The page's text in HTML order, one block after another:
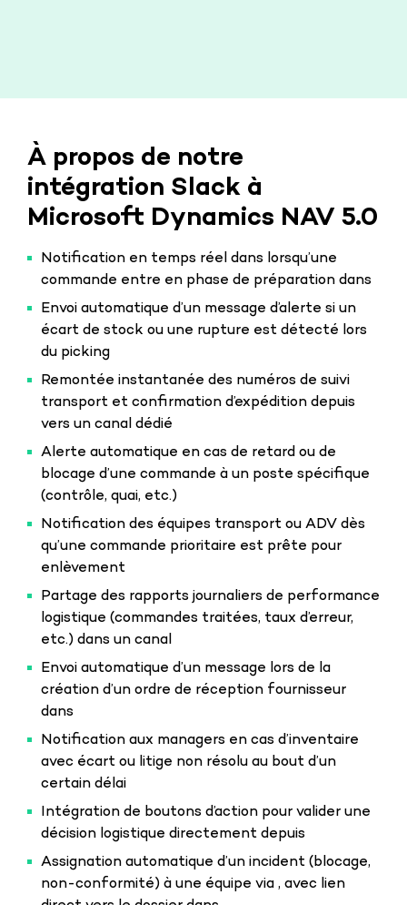
À propos de notre
intégration Slack à
Microsoft Dynamics NAV 5.0
Notification en temps réel dans lorsqu’une
commande entre en phase de préparation dans
Envoi automatique d’un message d’alerte si un
écart de stock ou une rupture est détecté lors
du picking
Remontée instantanée des numéros de suivi
transport et confirmation d’expédition depuis
vers un canal dédié
Alerte automatique en cas de retard ou de
blocage d’une commande à un poste spécifique
(contrôle, quai, etc.)
Notification des équipes transport ou ADV dès
qu’une commande prioritaire est prête pour
enlèvement
Partage des rapports journaliers de performance
logistique (commandes traitées, taux d’erreur,
etc.) dans un canal
Envoi automatique d’un message lors de la
création d’un ordre de réception fournisseur
dans
Notification aux managers en cas d’inventaire
avec écart ou litige non résolu au bout d’un
certain délai
Intégration de boutons d’action pour valider une
décision logistique directement depuis
Assignation automatique d’un incident (blocage,
non-conformité) à une équipe via , avec lien